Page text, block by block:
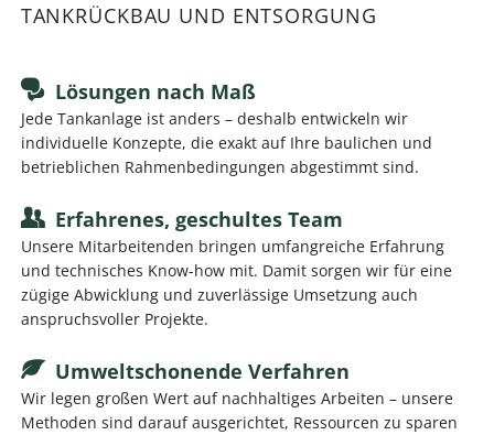
TANKRÜCKBAU UND ENTSORGUNG
Lösungen nach Maß
Jede Tankanlage ist anders – deshalb entwickeln wir
individuelle Konzepte, die exakt auf Ihre baulichen und
betrieblichen Rahmenbedingungen abgestimmt sind.
Erfahrenes, geschultes Team
Unsere Mitarbeitenden bringen umfangreiche Erfahrung
und technisches Know-how mit. Damit sorgen wir für eine
zügige Abwicklung und zuverlässige Umsetzung auch
anspruchsvoller Projekte.
Umweltschonende Verfahren
Wir legen großen Wert auf nachhaltiges Arbeiten – unsere
Methoden sind darauf ausgerichtet, Ressourcen zu sparen